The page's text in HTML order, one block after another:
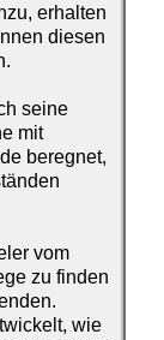
erhalten
diesen
seine
mit
beregnet,
vom
zu finden
wie